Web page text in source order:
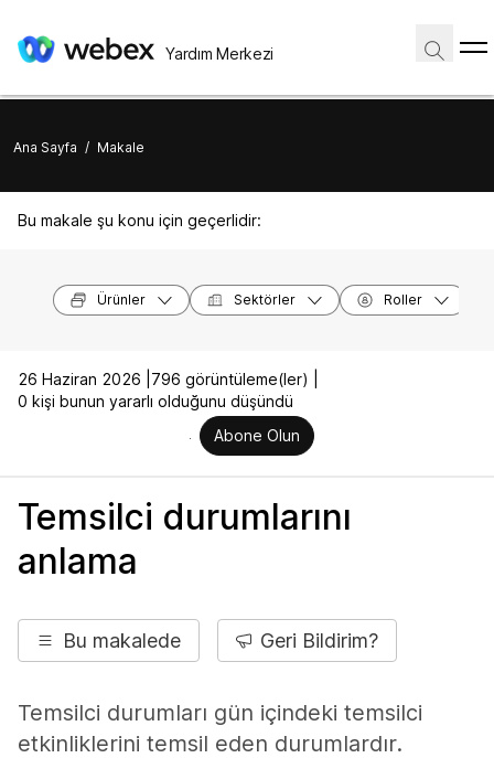
Yardım Merkezi
Ana Sayfa / Makale
Bu makale şu konu için geçerlidir:
Ürünler Sektörler Roller
26 Haziran 2026 | 796 görüntüleme(ler) |
0 kişi bunun yararlı olduğunu düşündü
Abone Olun
Temsilci durumlarını
anlama
Bu makalede Geri Bildirim?
Temsilci durumları gün içindeki temsilci
etkinliklerini temsil eden durumlardır.